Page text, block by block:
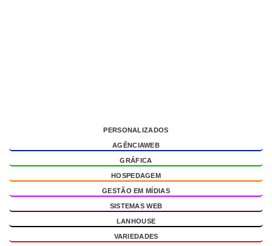
PERSONALIZADOS
AGÊNCIAWEB
GRÁFICA
HOSPEDAGEM
GESTÃO EM MÍDIAS
SISTEMAS WEB
LANHOUSE
VARIEDADES